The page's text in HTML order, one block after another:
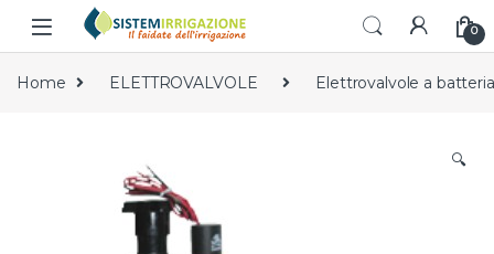
Skip to navigation
Skip to content
0
Home ELETTROVALVOLE Elettrovalvole a
🔍